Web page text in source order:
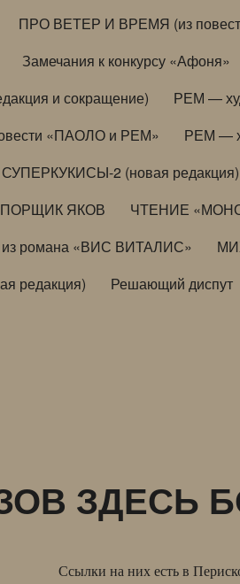
ПРО ВЕТЕР И ВРЕМЯ (из
Замечания к конкурсу «Афоня»
и сокращение)
РЕМ —
«ПАОЛО и РЕМ»
РЕМ —
СУПЕРКУКИСЫ-2 (новая редакция)
ЯКОВ ЧТЕНИЕ
романа «ВИС ВИТАЛИС»
редакция)
Решающий диспут
ЗДЕСЬ
Ссылки на них есть в